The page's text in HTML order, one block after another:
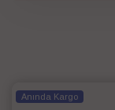
Anında Kargo